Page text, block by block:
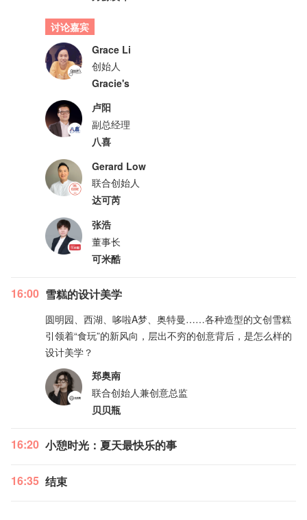
讨论嘉宾
Grace Li
创始人
Gracie's
卢阳
副总经理
八喜
Gerard Low
联合创始人
达可芮
张浩
董事长
可米酷
16:00 雪糕的设计美学
圆明园、西湖、哆啦A梦、奥特曼……各种造型的文创雪糕
引领着“食玩”的新风向，层出不穷的创意背后，是怎么样的
设计美学？
郑奥南
联合创始人兼创意总监
贝贝瓶
16:20 小憩时光：夏天最快乐的事
16:35 结束